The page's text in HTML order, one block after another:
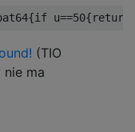
(TIO
nie ma